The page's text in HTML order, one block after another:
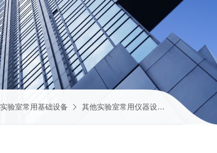
实验室常用基础设备 其他实验室常用仪器设备 18001-